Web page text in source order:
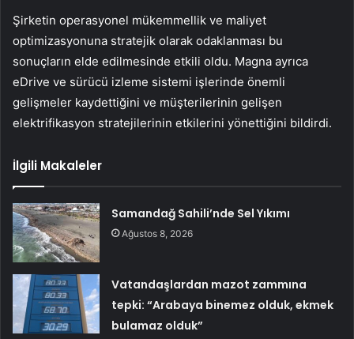
Şirketin operasyonel mükemmellik ve maliyet
optimizasyonuna stratejik olarak odaklanması bu
sonuçların elde edilmesinde etkili oldu. Magna ayrıca
eDrive ve sürücü izleme sistemi işlerinde önemli
gelişmeler kaydettiğini ve müşterilerinin gelişen
elektrifikasyon stratejilerinin etkilerini yönettiğini bildirdi.
İlgili Makaleler
Samandağ Sahili’nde Sel Yıkımı
Ağustos 8, 2026
Vatandaşlardan mazot zammına
tepki: “Arabaya binemez olduk, ekmek
bulamaz olduk”